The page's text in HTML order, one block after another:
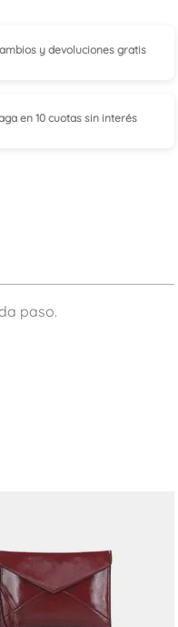
y devoluciones gratis
en 10 cuotassin interés
paso.